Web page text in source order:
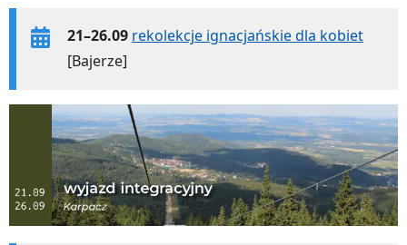
21–26.09 rekolekcje ignacjańskie dla kobiet
[Bajerze]